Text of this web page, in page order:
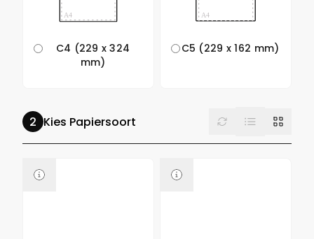
C4 (229 x 324
mm)
C5 (229 x 162 mm)
Kies Papiersoort Reset List Grid